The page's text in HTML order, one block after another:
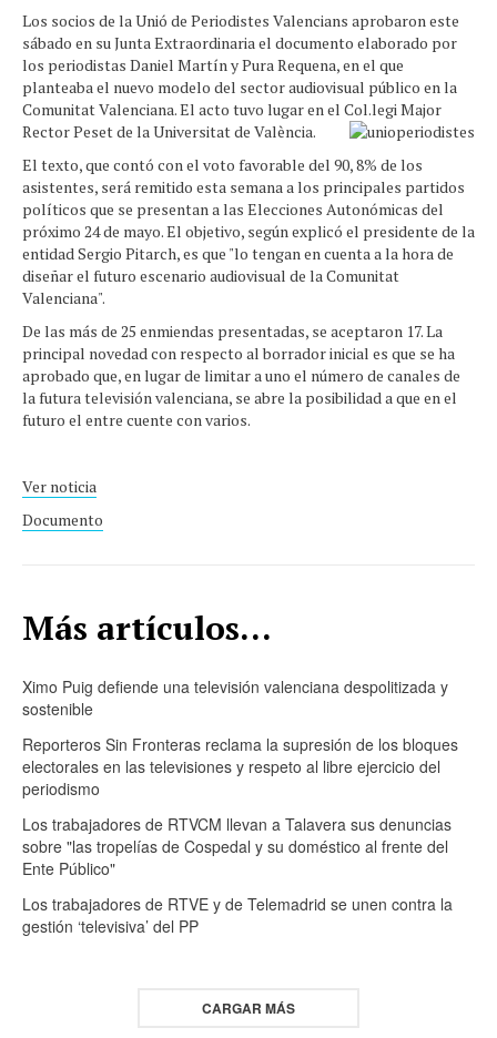
Los socios de la Unió de Periodistes Valencians aprobaron este
sábado en su Junta Extraordinaria el documento elaborado por
los periodistas Daniel Martín y Pura Requena, en el que
planteaba el nuevo modelo del sector audiovisual público en la
Comunitat Valenciana. El acto tuvo lugar en el Col.legi Major
Rector Peset de la Universitat de València.
El texto, que contó con el voto favorable del 90, 8% de los
asistentes, será remitido esta semana a los principales partidos
políticos que se presentan a las Elecciones Autonómicas del
próximo 24 de mayo. El objetivo, según explicó el presidente de la
entidad Sergio Pitarch, es que "lo tengan en cuenta a la hora de
diseñar el futuro escenario audiovisual de la Comunitat
Valenciana".
De las más de 25 enmiendas presentadas, se aceptaron 17. La
principal novedad con respecto al borrador inicial es que se ha
aprobado que, en lugar de limitar a uno el número de canales de
la futura televisión valenciana, se abre la posibilidad a que en el
futuro el entre cuente con varios.
Ver noticia
Documento
Más artículos...
Ximo Puig defiende una televisión valenciana despolitizada y
sostenible
Reporteros Sin Fronteras reclama la supresión de los bloques
electorales en las televisiones y respeto al libre ejercicio del
periodismo
Los trabajadores de RTVCM llevan a Talavera sus denuncias
sobre "las tropelías de Cospedal y su doméstico al frente del
Ente Público"
Los trabajadores de RTVE y de Telemadrid se unen contra la
gestión ‘televisiva’ del PP
CARGAR MÁS